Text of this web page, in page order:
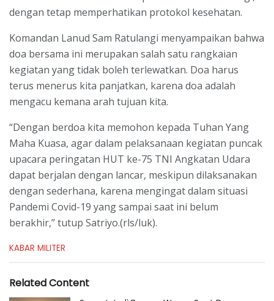
dengan tetap memperhatikan protokol kesehatan.
Komandan Lanud Sam Ratulangi menyampaikan bahwa
doa bersama ini merupakan salah satu rangkaian
kegiatan yang tidak boleh terlewatkan. Doa harus
terus menerus kita panjatkan, karena doa adalah
mengacu kemana arah tujuan kita.
“Dengan berdoa kita memohon kepada Tuhan Yang
Maha Kuasa, agar dalam pelaksanaan kegiatan puncak
upacara peringatan HUT ke-75 TNI Angkatan Udara
dapat berjalan dengan lancar, meskipun dilaksanakan
dengan sederhana, karena mengingat dalam situasi
Pandemi Covid-19 yang sampai saat ini belum
berakhir,” tutup Satriyo.(rls/luk).
C
e
KABAR MILITER
Related Content